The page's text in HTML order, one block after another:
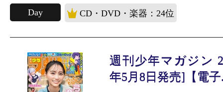
Day CD・DVD・楽器：24位
週刊少年マガジン
年5月8日発売]【電子